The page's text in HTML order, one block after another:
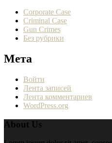
Corporate Case
Criminal Case
Gun Crimes
Без рубрики
Мета
Войти
Лента записей
Лента комментариев
WordPress.org
About Us